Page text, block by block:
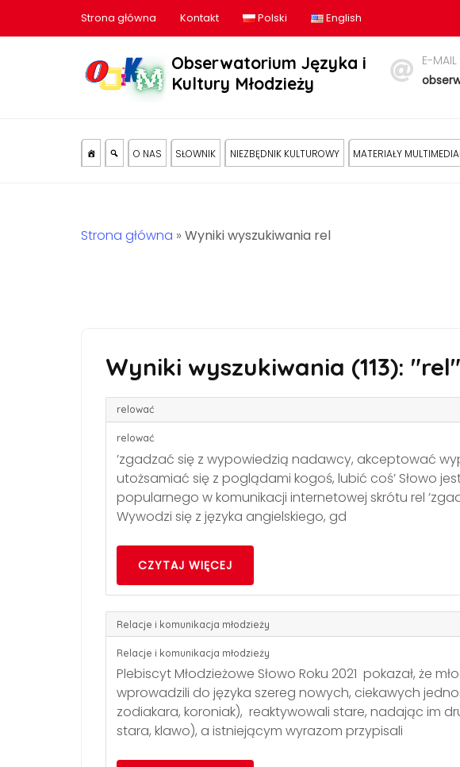
Strona główna Kontakt Polski English
Obserwatorium Języka i
Kultury Młodzieży
E-MAIL
O NAS SŁOWNIK NIEZBĘDNIK KULTUROWY MATERIAŁY
Strona główna » Wyniki wyszukiwania rel
Wyniki wyszukiwania (113): "rel"
relować
relować
’zgadzać się z wypowiedzią nadawcy, akceptować
utożsamiać się z poglądami kogoś, lubić coś’ Słowo
popularnego w komunikacji internetowej skrótu rel
Wywodzi się z języka angielskiego, gd
CZYTAJ WIĘCEJ
Relacje i komunikacja młodzieży
Relacje i komunikacja młodzieży
Plebiscyt Młodzieżowe Słowo Roku 2021 pokazał, że
wprowadzili do języka szereg nowych, ciekawych
zodiakara, koroniak), reaktywowali stare, nadając im
stara, klawo), a istniejącym wyrazom przypisali